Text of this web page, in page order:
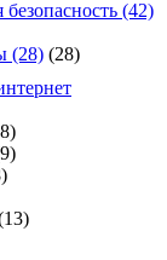
(42)
(28) (28)